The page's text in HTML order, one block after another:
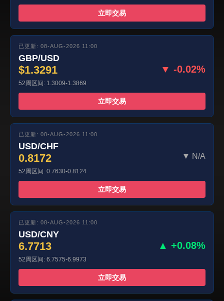
立即交易
已更新: 08-AUG-2026 11:00
GBP/USD
$1.3291 ▼ -0.02%
52周区间: 1.3009-1.3869
立即交易
已更新: 08-AUG-2026 11:00
USD/CHF
0.8172 ▼ N/A
52周区间: 0.7630-0.8124
立即交易
已更新: 08-AUG-2026 11:00
USD/CNY
6.7713 ▲ +0.08%
52周区间: 6.7575-6.9973
立即交易